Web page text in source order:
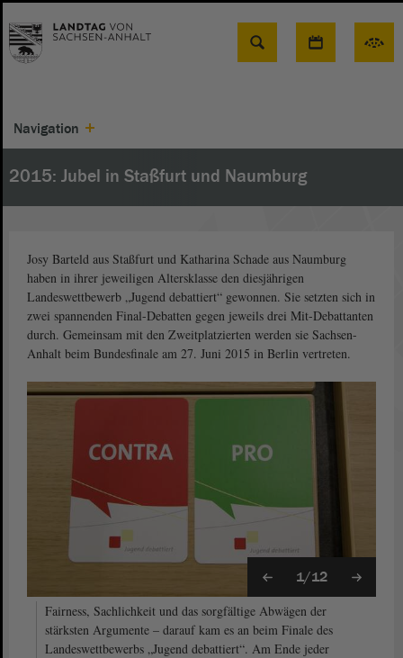
Suche
Navigation
2015: Jubel in Staßfurt und Naumburg
Josy Barteld aus Staßfurt und Katharina Schade aus Naumburg
haben in ihrer jeweiligen Altersklasse den diesjährigen
Landeswettbewerb „Jugend debattiert“ gewonnen. Sie setzten sich in
zwei spannenden Final-Debatten gegen jeweils drei Mit-Debattanten
durch. Gemeinsam mit den Zweitplatzierten werden sie Sachsen-
Anhalt beim Bundesfinale am 27. Juni 2015 in Berlin vertreten.
1/12
Fairness, Sachlichkeit und das sorgfältige Abwägen der
stärksten Argumente – darauf kam es an beim Finale des
Landeswettbewerbs „Jugend debattiert“. Am Ende jeder